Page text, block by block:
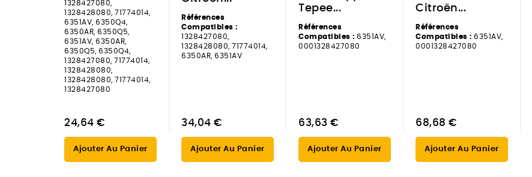
1328427080,
1328428080, 71774014,
6351AV, 6350Q4,
6350AR, 6350Q5,
6351AV, 6350AR,
6350Q5, 6350Q4,
1328427080, 71774014,
1328428080,
1328428080, 71774014,
1328427080
24,64 €
Ajouter Au Panier
Références
Compatibles :
1328427080,
1328428080, 71774014,
6350AR, 6351AV
34,04 €
Ajouter Au Panier
Tepee...
Références
Compatibles : 6351AV,
0001328427080
63,63 €
Ajouter Au Panier
Citroën...
Références
Compatibles : 6351AV,
0001328427080
68,68 €
Ajouter Au Panier